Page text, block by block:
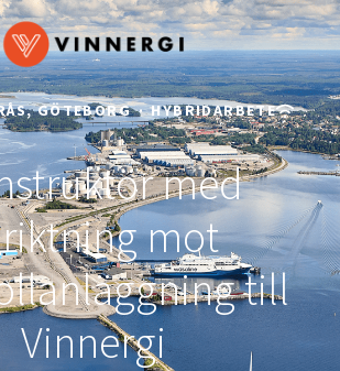
GÖTEBORG · HYBRIDARBETE
med
mot
till
Vinnergi